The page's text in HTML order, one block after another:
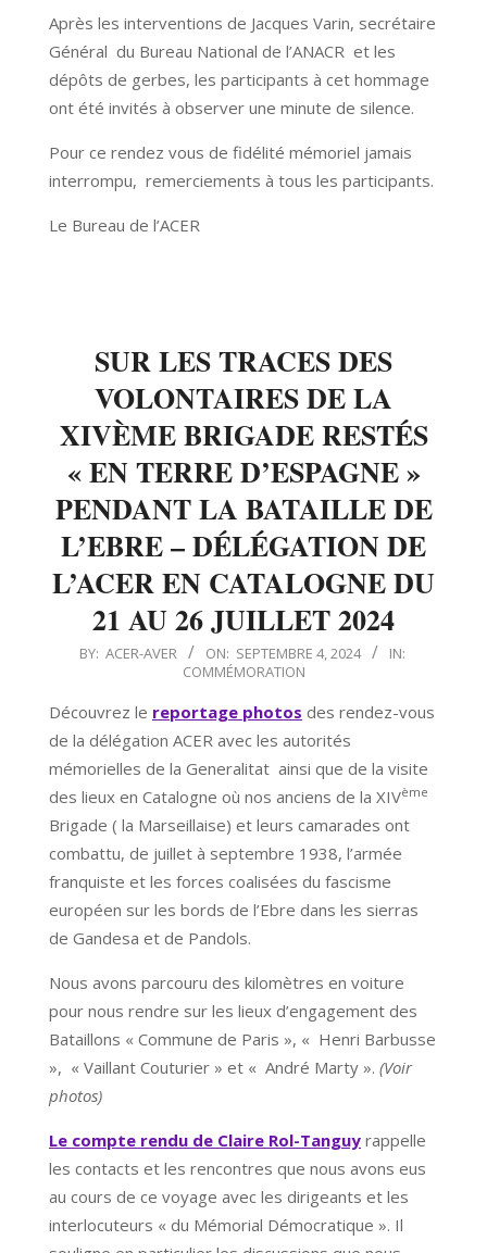
Après les interventions de Jacques Varin, secrétaire
Général du Bureau National de l’ANACR et les
dépôts de gerbes, les participants à cet hommage
ont été invités à observer une minute de silence.
Pour ce rendez vous de fidélité mémoriel jamais
interrompu, remerciements à tous les participants.
Le Bureau de l’ACER
SUR LES TRACES DES
VOLONTAIRES DE LA
XIVÈME BRIGADE RESTÉS
« EN TERRE D’ESPAGNE »
PENDANT LA BATAILLE DE
L’EBRE – DÉLÉGATION DE
L’ACER EN CATALOGNE DU
21 AU 26 JUILLET 2024
2024-
04
BY: ACER-AVER ON: SEPTEMBRE 4, 2024
IN:
COMMÉMORATION
Découvrez le reportage photos des rendez-vous
de la délégation ACER avec les autorités
mémorielles de la Generalitat ainsi que de la visite
des lieux en Catalogne où nos anciens de la XIVème
Brigade ( la Marseillaise) et leurs camarades ont
combattu, de juillet à septembre 1938, l’armée
franquiste et les forces coalisées du fascisme
européen sur les bords de l’Ebre dans les sierras
de Gandesa et de Pandols.
Nous avons parcouru des kilomètres en voiture
pour nous rendre sur les lieux d’engagement des
Bataillons « Commune de Paris », « Henri Barbusse
», « Vaillant Couturier » et « André Marty ». (Voir
photos)
Le compte rendu de Claire Rol-Tanguy rappelle
les contacts et les rencontres que nous avons eus
au cours de ce voyage avec les dirigeants et les
interlocuteurs « du Mémorial Démocratique ». Il